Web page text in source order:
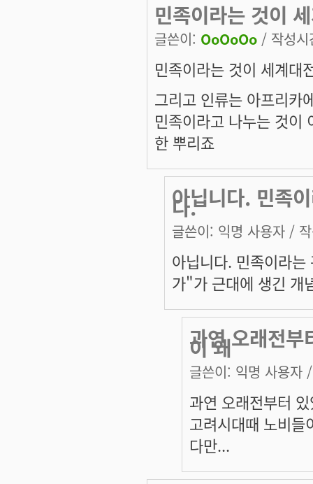
민족이라는 것이
글쓴이: OoOoOo / 작성
민족이라는 것이 세계대
그리고 인류는 아프리카
민족이라고 나누는 것이
한 뿌리죠
아닙니다. 민족
다.
글쓴이: 익명 사용자 /
아닙니다. 민족이라
가"가 근대에 생긴 개
과연 오래전부
이 왜
글쓴이: 익명 사용자
과연 오래전부터
고려시대때 노비들
다만...